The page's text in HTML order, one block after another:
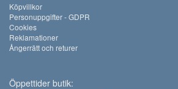
Köpvillkor
Personuppgifter - GDPR
Cookies
Reklamationer
Ångerrätt och returer
Öppettider butik: